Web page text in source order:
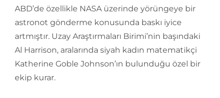
ABD’de özellikle NASA üzerinde yörüngeye bir
astronot gönderme konusunda baskı iyice
artmıştır. Uzay Araştırmaları Birimi’nin başındaki
Al Harrison, aralarında siyah kadın matematikçi
Katherine Goble Johnson’ın bulunduğu özel bir
ekip kurar.